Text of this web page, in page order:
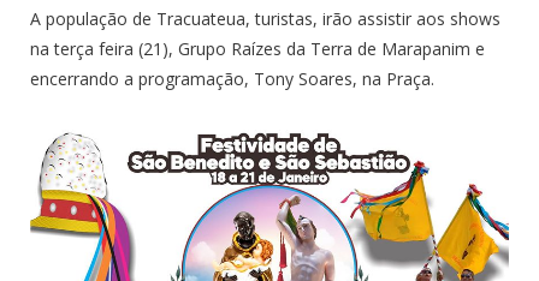
A população de Tracuateua, turistas, irão assistir aos shows
na terça feira (21), Grupo Raízes da Terra de Marapanim e
encerrando a programação, Tony Soares, na Praça.